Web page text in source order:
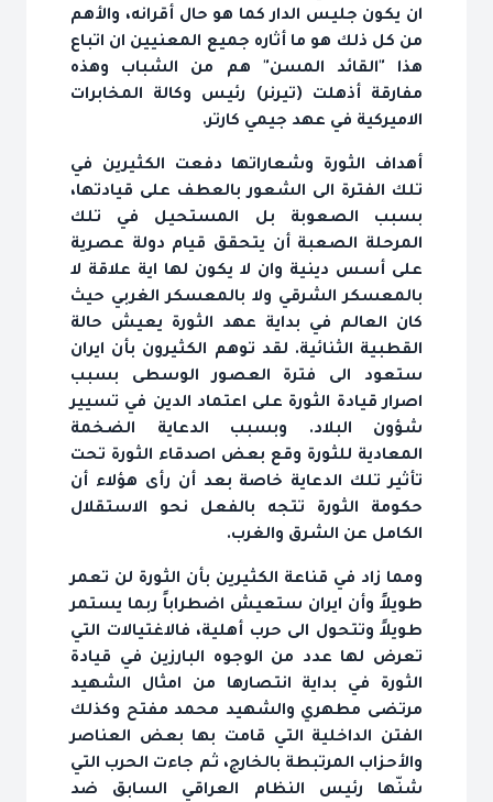
ان يكون جليس الدار كما هو حال أقرانه، والأهم
من كل ذلك هو ما أثاره جميع المعنيين ان اتباع
هذا "القائد المسن" هم من الشباب وهذه
مفارقة أذهلت (تيرنر) رئيس وكالة المخابرات
الاميركية في عهد جيمي كارتر.
أهداف الثورة وشعاراتها دفعت الكثيرين في
تلك الفترة الى الشعور بالعطف على قيادتها،
بسبب الصعوبة بل المستحيل في تلك
المرحلة الصعبة أن يتحقق قيام دولة عصرية
على أسس دينية وان لا يكون لها اية علاقة لا
بالمعسكر الشرقي ولا بالمعسكر الغربي حيث
كان العالم في بداية عهد الثورة يعيش حالة
القطبية الثنائية. لقد توهم الكثيرون بأن ايران
ستعود الى فترة العصور الوسطى بسبب
اصرار قيادة الثورة على اعتماد الدين في تسيير
شؤون البلاد. وبسبب الدعاية الضخمة
المعادية للثورة وقع بعض اصدقاء الثورة تحت
تأثير تلك الدعاية خاصة بعد أن رأى هؤلاء أن
حكومة الثورة تتجه بالفعل نحو الاستقلال
الكامل عن الشرق والغرب.
ومما زاد في قناعة الكثيرين بأن الثورة لن تعمر
طويلاً وأن ايران ستعيش اضطراباً ربما يستمر
طويلاً وتتحول الى حرب أهلية، فالاغتيالات التي
تعرض لها عدد من الوجوه البارزين في قيادة
الثورة في بداية انتصارها من امثال الشهيد
مرتضى مطهري والشهيد محمد مفتح وكذلك
الفتن الداخلية التي قامت بها بعض العناصر
والأحزاب المرتبطة بالخارج، ثم جاءت الحرب التي
شنّها رئيس النظام العراقي السابق ضد